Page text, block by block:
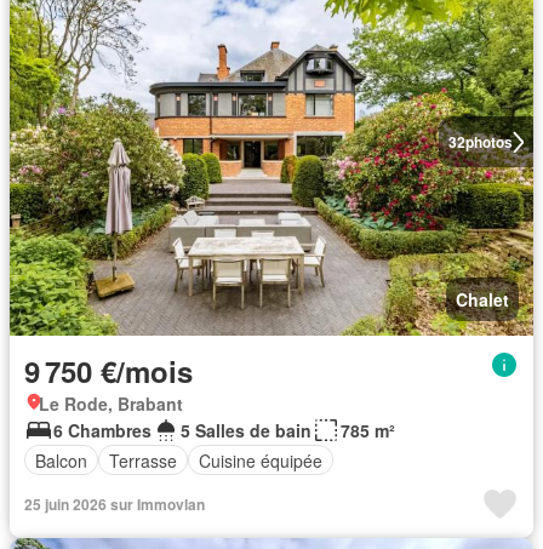
32photos
Chalet
9 750 €/mois
Le Rode, Brabant
6 Chambres
5 Salles de bain
785 m²
Balcon
Terrasse Cuisine équipée
25 juin 2026 sur Immovlan